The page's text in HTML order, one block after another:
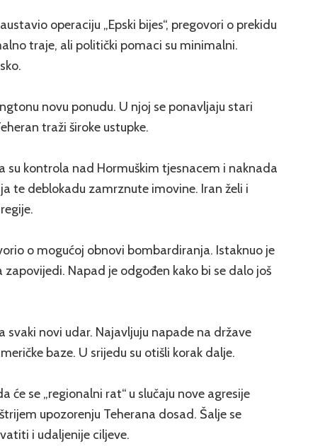
operaciju „Epski bijes“, pregovori o prekidu
traje, ali politički pomaci su minimalni.
novu ponudu. U njoj se ponavljaju stari
traži široke ustupke.
su kontrola nad Hormuškim tjesnacem i naknada
te deblokadu zamrznute imovine. Iran želi i
o mogućoj obnovi bombardiranja. Istaknuo je
Napad je odgođen kako bi se dalo još
novi udar. Najavljuju napade na države
baze. U srijedu su otišli korak dalje.
će se „regionalni rat“ u slučaju nove agresije
upozorenju Teherana dosad. Šalje se
i udaljenije ciljeve.